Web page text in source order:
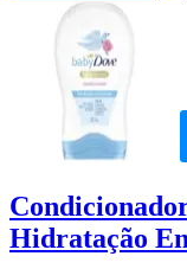
Hidratação